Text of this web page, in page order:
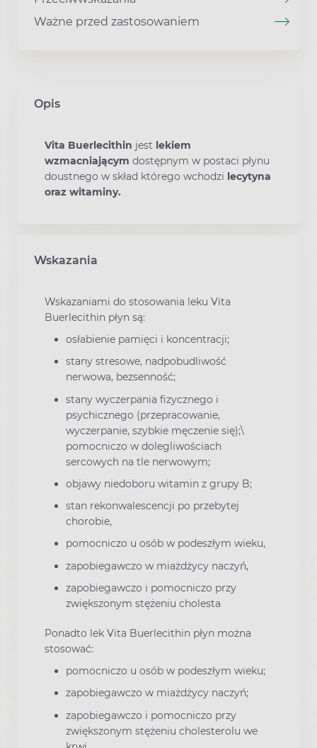
Ważne przed zastosowaniem
Opis
Vita Buerlecithin jest lekiem
wzmacniającym dostępnym w postaci płynu
doustnego w skład którego wchodzi lecytyna
oraz witaminy.
Wskazania
Wskazaniami do stosowania leku Vita
Buerlecithin płyn są:
osłabienie pamięci i koncentracji;
stany stresowe, nadpobudliwość
nerwowa, bezsenność;
stany wyczerpania fizycznego i
psychicznego (przepracowanie,
wyczerpanie, szybkie męczenie się);\
pomocniczo w dolegliwościach
sercowych na tle nerwowym;
objawy niedoboru witamin z grupy B;
stan rekonwalescencji po przebytej
chorobie,
pomocniczo u osób w podeszłym wieku,
zapobiegawczo w miażdżycy naczyń,
zapobiegawczo i pomocniczo przy
zwiększonym stężeniu cholesta
Ponadto lek Vita Buerlecithin płyn można
stosować:
pomocniczo u osób w podeszłym wieku;
zapobiegawczo w miażdżycy naczyń;
zapobiegawczo i pomocniczo przy
zwiększonym stężeniu cholesterolu we